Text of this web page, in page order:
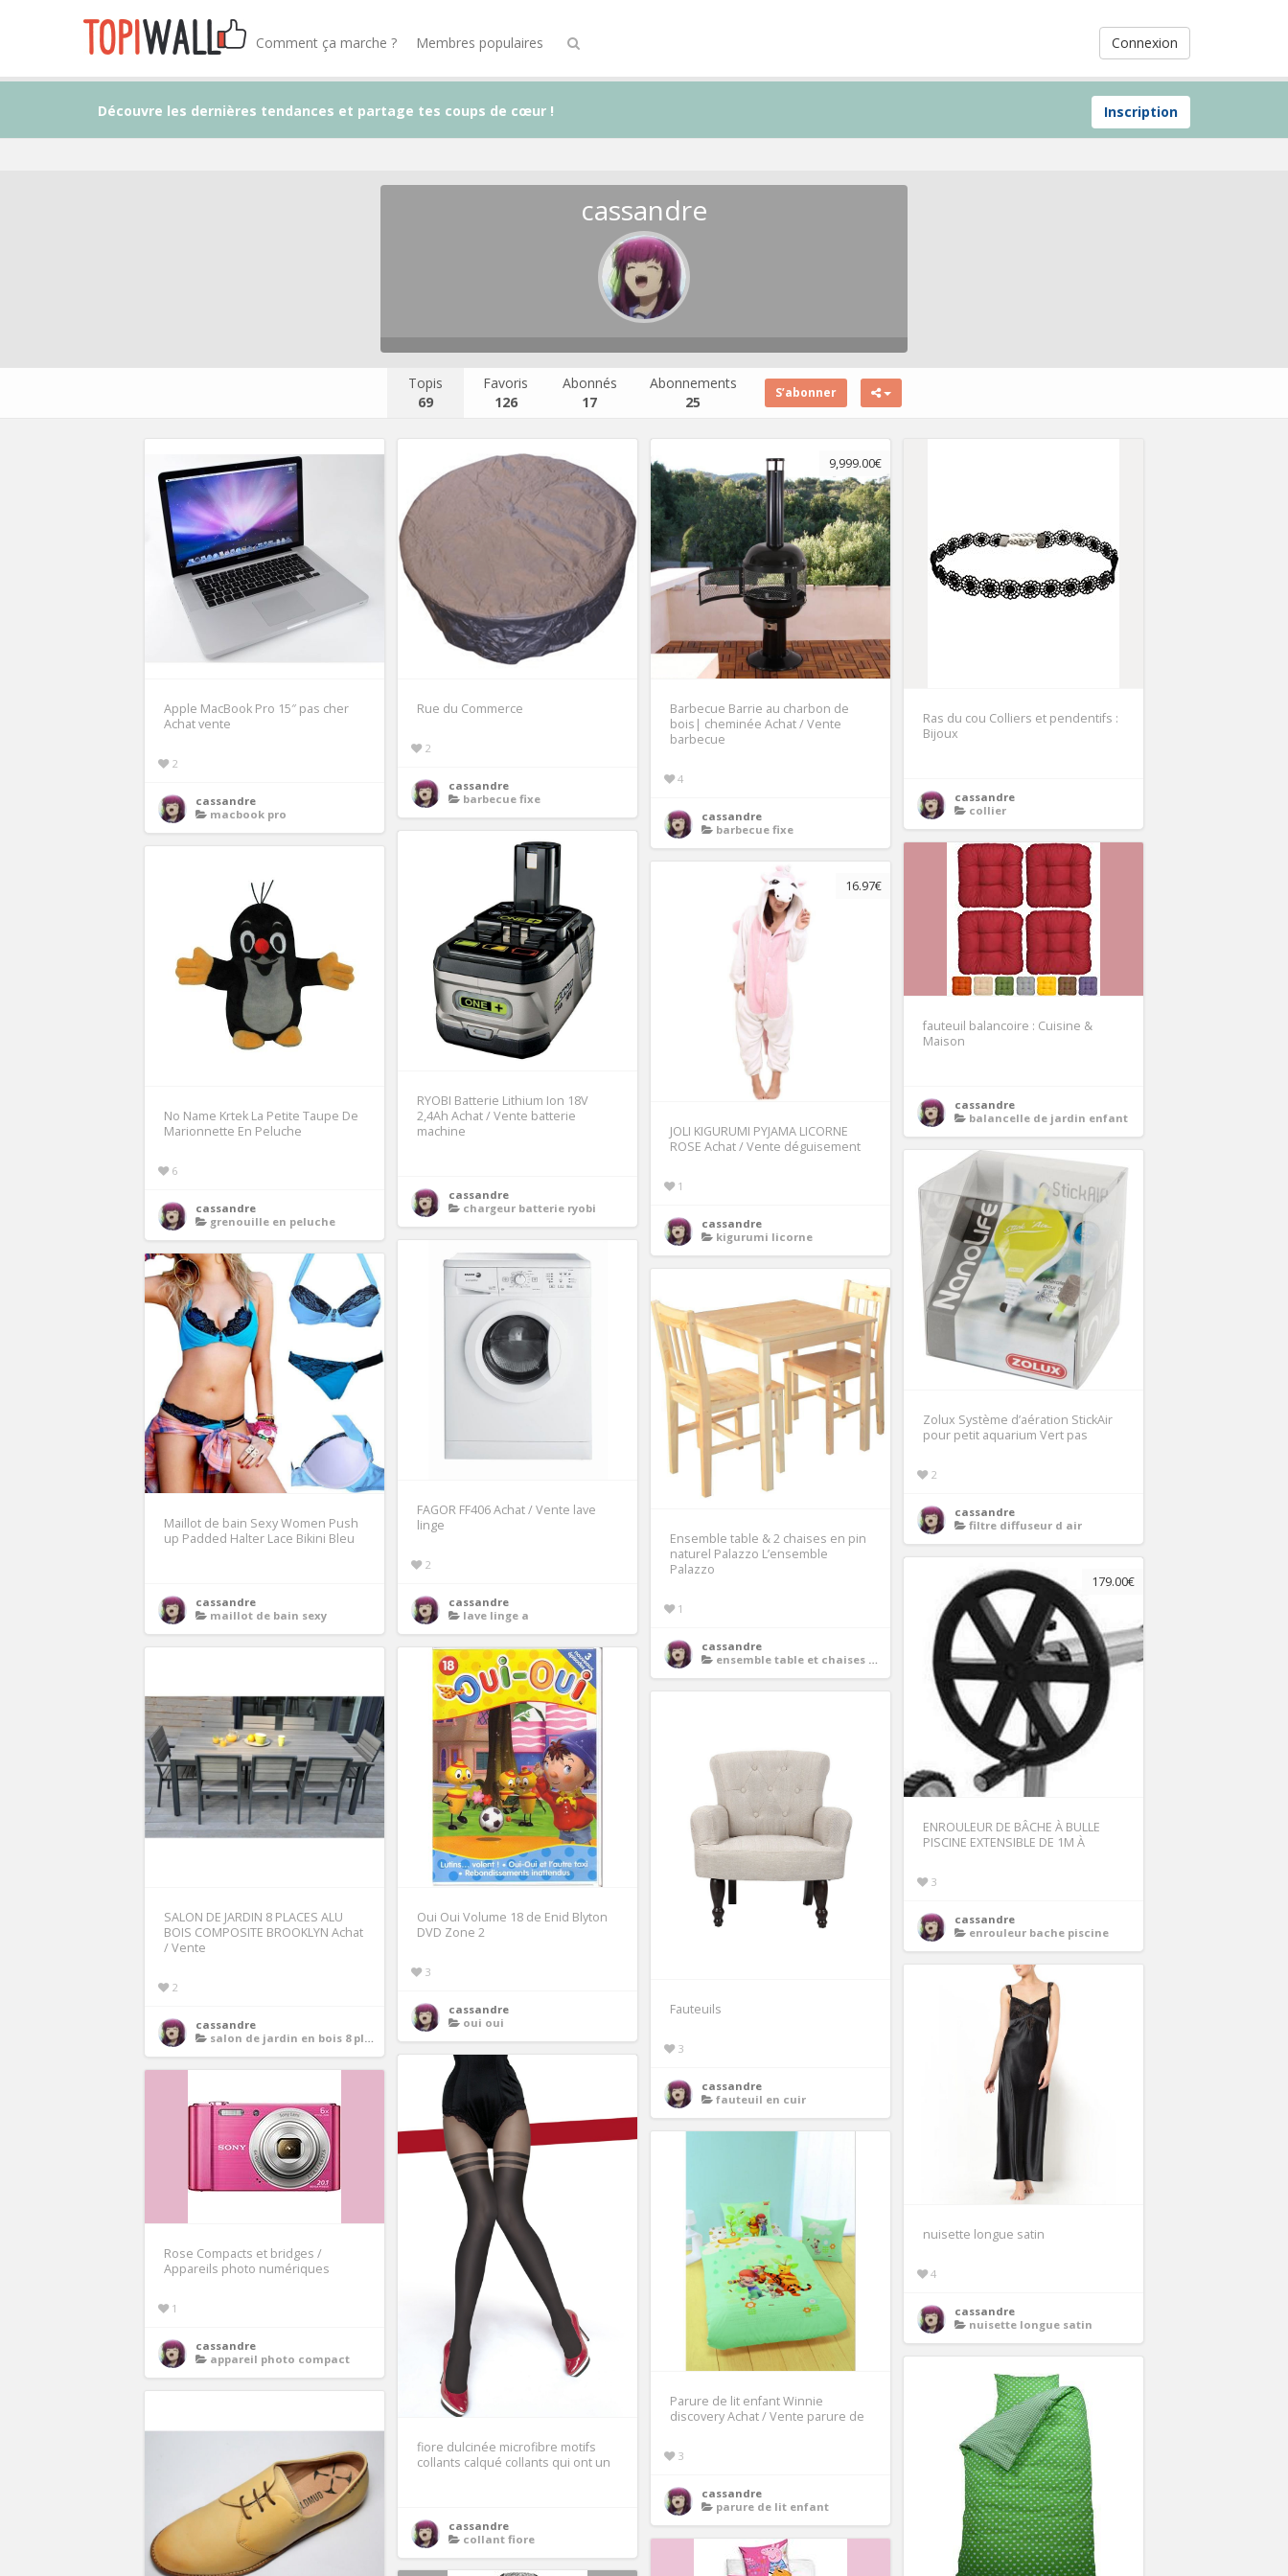
Connexion
Comment ça marche ? Membres populaires
Inscription
Découvre les dernières tendances et partage tes coups de cœur !
cassandre
Topis
69
Favoris
126
Abonnés
17
Abonnements
25
S’abonner
Apple MacBook Pro 15″ pas cher
Achat vente
2
cassandre
macbook pro
Rue du Commerce
2
cassandre
barbecue fixe
9,999.00€
Barbecue Barrie au charbon de
bois| cheminée Achat / Vente
barbecue
4
cassandre
barbecue fixe
Ras du cou Colliers et pendentifs :
Bijoux
cassandre
collier
RYOBI Batterie Lithium Ion 18V
2,4Ah Achat / Vente batterie
machine
cassandre
chargeur batterie ryobi
fauteuil balancoire : Cuisine &
Maison
cassandre
balancelle de jardin enfant
No Name Krtek La Petite Taupe De
Marionnette En Peluche
6
cassandre
grenouille en peluche
16.97€
JOLI KIGURUMI PYJAMA LICORNE
ROSE Achat / Vente déguisement
1
cassandre
kigurumi licorne
Zolux Système d’aération StickAir
pour petit aquarium Vert pas
2
cassandre
filtre diffuseur d air
FAGOR FF406 Achat / Vente lave
linge
2
cassandre
lave linge a
Maillot de bain Sexy Women Push
up Padded Halter Lace Bikini Bleu
cassandre
maillot de bain sexy
Ensemble table & 2 chaises en pin
naturel Palazzo L’ensemble
Palazzo
1
cassandre
ensemble table et chaises de cuisine
179.00€
ENROULEUR DE BÂCHE À BULLE
PISCINE EXTENSIBLE DE 1M À
3
cassandre
enrouleur bache piscine
SALON DE JARDIN 8 PLACES ALU
BOIS COMPOSITE BROOKLYN Achat
/ Vente
2
cassandre
salon de jardin en bois 8 places
Oui Oui Volume 18 de Enid Blyton
DVD Zone 2
3
cassandre
oui oui
Fauteuils
3
cassandre
fauteuil en cuir
nuisette longue satin
4
cassandre
nuisette longue satin
fiore dulcinée microfibre motifs
collants calqué collants qui ont un
cassandre
collant fiore
Rose Compacts et bridges /
Appareils photo numériques
1
cassandre
appareil photo compact
Parure de lit enfant Winnie
discovery Achat / Vente parure de
3
cassandre
parure de lit enfant